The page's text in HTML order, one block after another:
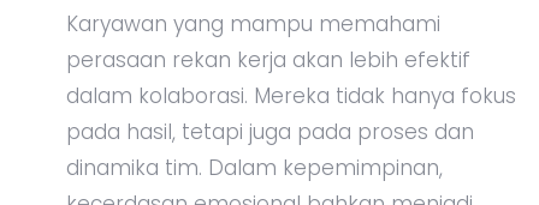
Karyawan yang mampu memahami
perasaan rekan kerja akan lebih efektif
dalam kolaborasi. Mereka tidak hanya fokus
pada hasil, tetapi juga pada proses dan
dinamika tim. Dalam kepemimpinan,